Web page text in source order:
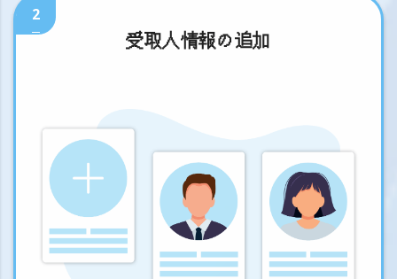
2
受取人情報の追加